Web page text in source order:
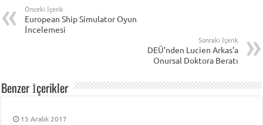
Önceki İçerik
European Ship Simulator Oyun
İncelemesi
Sonraki İçerik
DEÜ’nden Lucien Arkas’a
Onursal Doktora Beratı
Benzer İçerikler
15 Aralık 2017